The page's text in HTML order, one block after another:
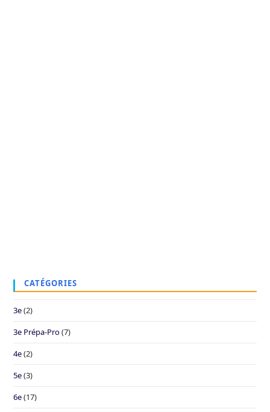
CATÉGORIES
3e(2)
3e Prépa-Pro(7)
4e(2)
5e(3)
6e(17)